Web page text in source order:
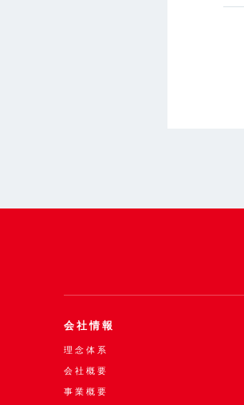
会社情報
理念体系
会社概要
事業概要